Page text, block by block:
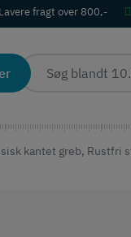
Lavere fragt over 800,-
kantet greb, Rustfri